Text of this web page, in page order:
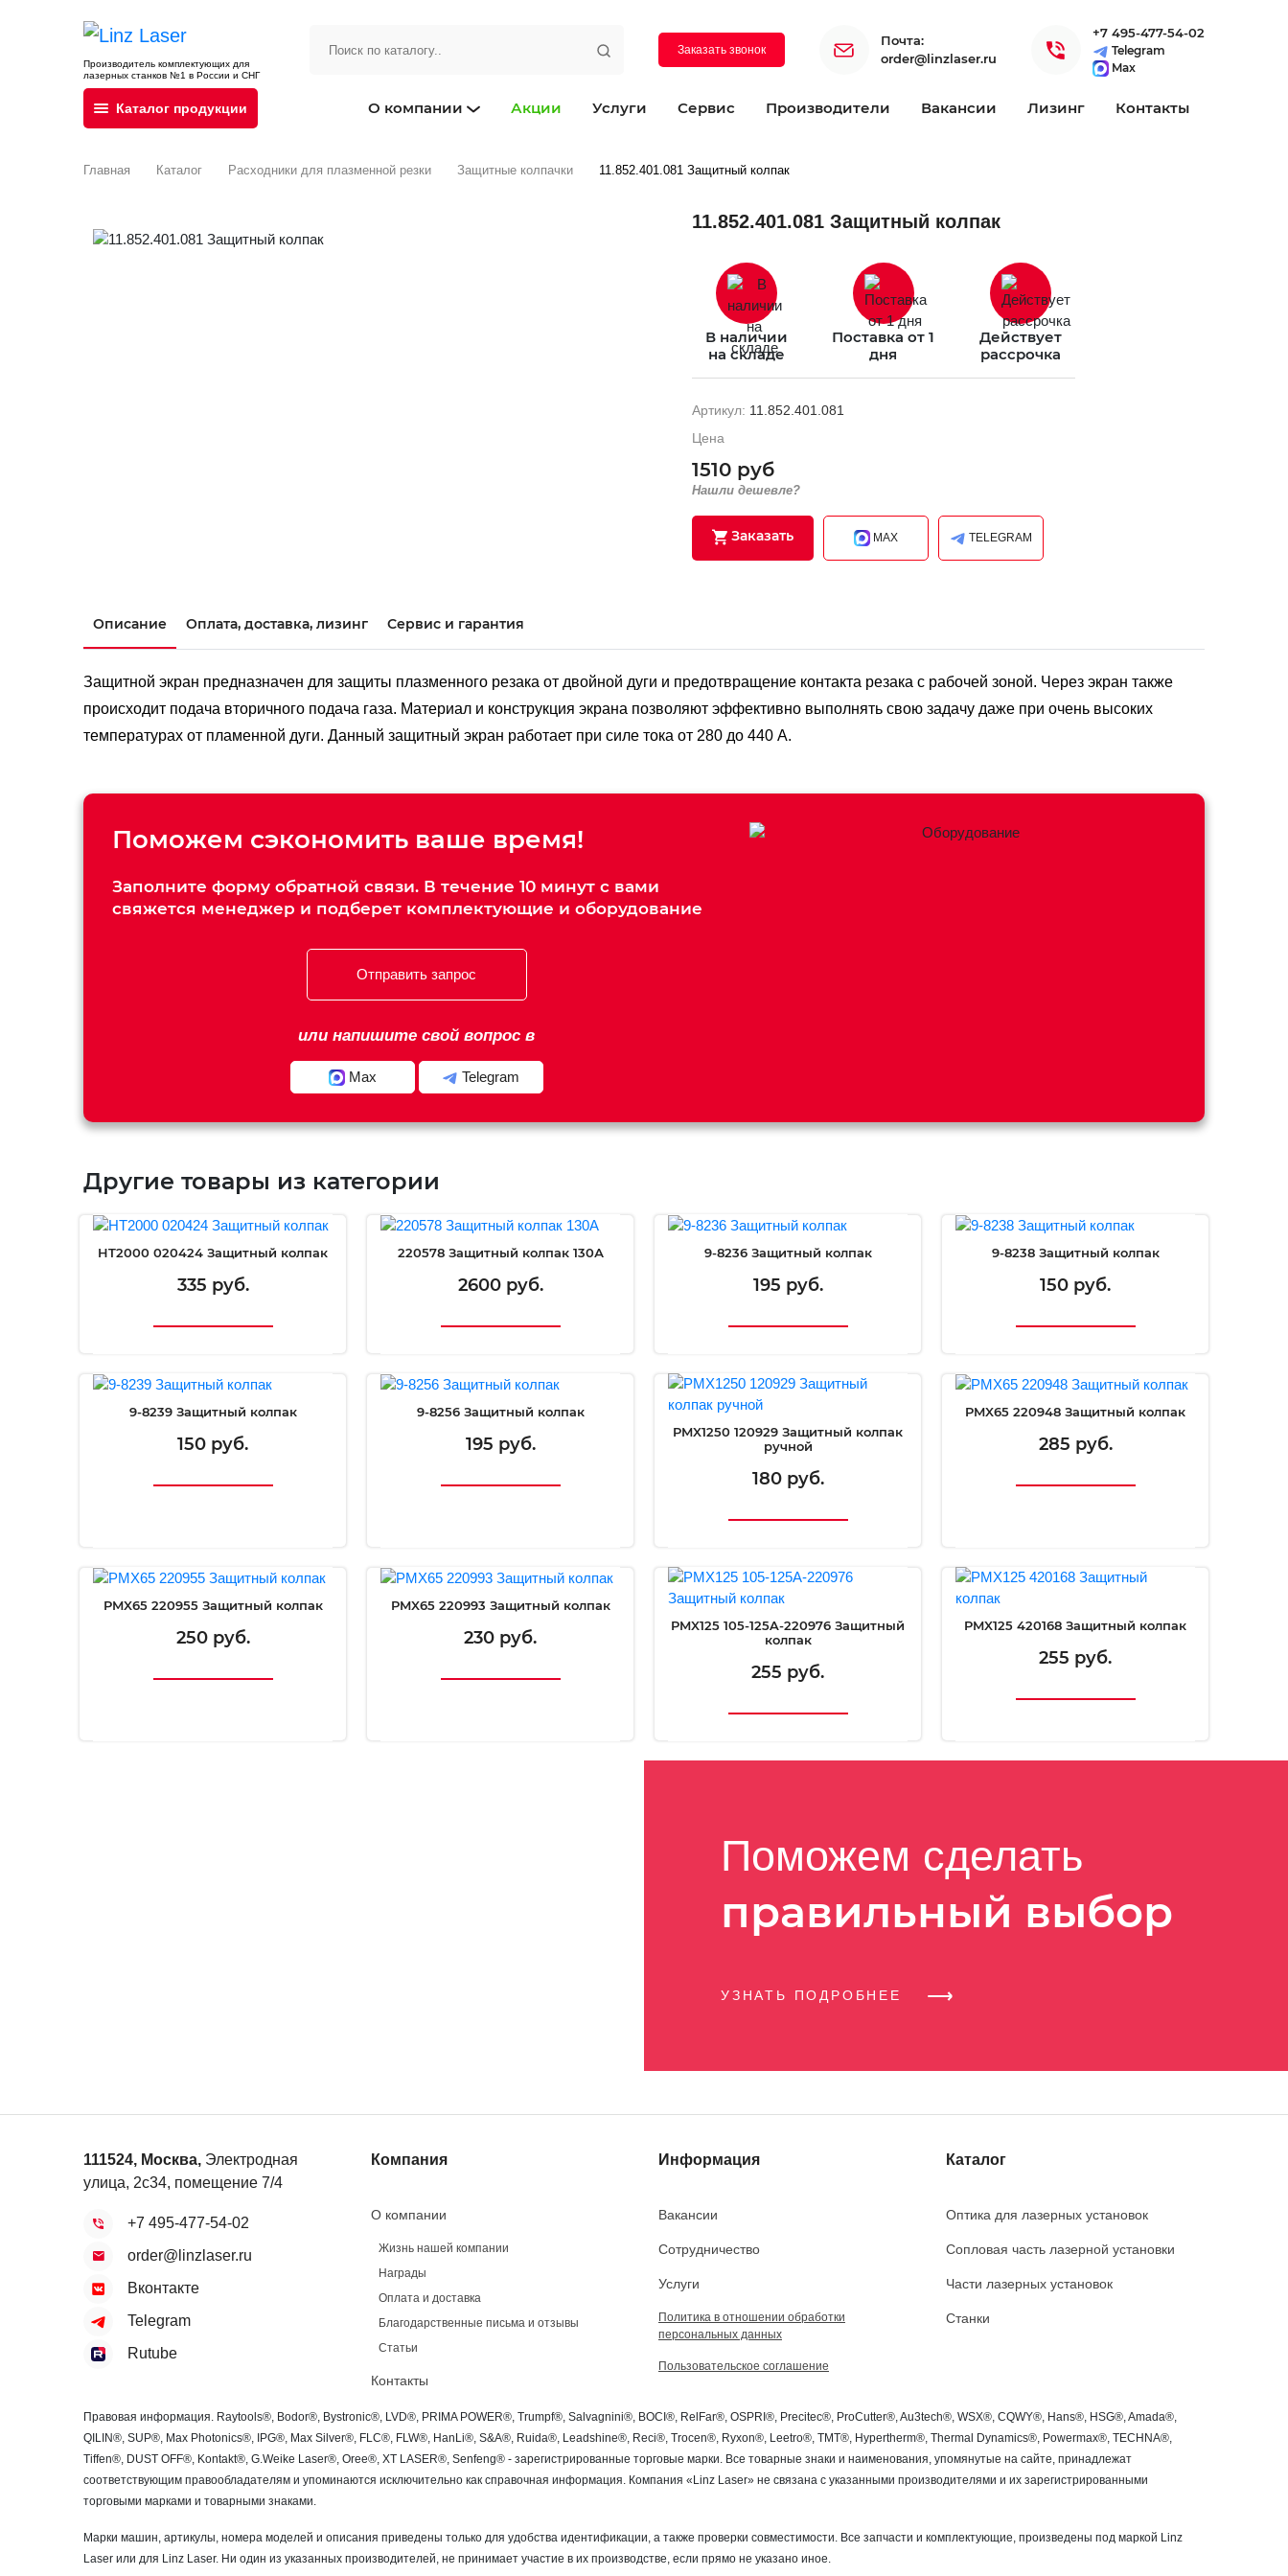
Производитель комплектующих для
лазерных станков №1 в России и СНГ
Заказать звонок
Почта:
order@linzlaser.ru
+7 495-477-54-02
Telegram
Max
Каталог продукции О компании Акции Услуги Сервис Производители Вакансии Лизинг Контакты
Главная Каталог Расходники для плазменной резки Защитные колпачки 11.852.401.081 Защитный колпак
11.852.401.081 Защитный колпак
В наличии
на складе
Поставка от 1
дня
Действует
рассрочка
Артикул: 11.852.401.081
Цена
1510 руб
Нашли дешевле?
Заказать MAX TELEGRAM
Описание Оплата, доставка, лизинг Сервис и гарантия
Защитной экран предназначен для защиты плазменного резака от двойной дуги и предотвращение контакта резака с рабочей зоной. Через экран также
происходит подача вторичного подача газа. Материал и конструкция экрана позволяют эффективно выполнять свою задачу даже при очень высоких
температурах от пламенной дуги. Данный защитный экран работает при силе тока от 280 до 440 А.
Поможем сэкономить ваше время!
Заполните форму обратной связи. В течение 10 минут с вами
свяжется менеджер и подберет комплектующие и оборудование
Отправить запрос
или напишите свой вопрос в
Max Telegram
Другие товары из категории
HT2000 020424 Защитный колпак
335 руб.
220578 Защитный колпак 130А
2600 руб.
9-8236 Защитный колпак
195 руб.
9-8238 Защитный колпак
150 руб.
9-8239 Защитный колпак
150 руб.
9-8256 Защитный колпак
195 руб.
PMX1250 120929 Защитный колпак
ручной
180 руб.
PMX65 220948 Защитный колпак
285 руб.
PMX65 220955 Защитный колпак
250 руб.
PMX65 220993 Защитный колпак
230 руб.
PMX125 105-125A-220976 Защитный
колпак
255 руб.
PMX125 420168 Защитный колпак
255 руб.
Поможем сделать
правильный выбор
УЗНАТЬ ПОДРОБНЕЕ
111524, Москва, Электродная
улица, 2с34, помещение 7/4
+7 495-477-54-02
order@linzlaser.ru
Вконтакте
Telegram
Rutube
Компания
О компании
Жизнь нашей компании
Награды
Оплата и доставка
Благодарственные письма и отзывы
Статьи
Контакты
Информация
Вакансии
Сотрудничество
Услуги
Политика в отношении обработки
персональных данных
Пользовательское соглашение
Каталог
Оптика для лазерных установок
Сопловая часть лазерной установки
Части лазерных установок
Станки
Правовая информация. Raytools®, Bodor®, Bystronic®, LVD®, PRIMA POWER®, Trumpf®, Salvagnini®, BOCI®, RelFar®, OSPRI®, Precitec®, ProCutter®, Au3tech®, WSX®, CQWY®, Hans®, HSG®, Amada®,
QILIN®, SUP®, Max Photonics®, IPG®, Max Silver®, FLC®, FLW®, HanLi®, S&A®, Ruida®, Leadshine®, Reci®, Trocen®, Ryxon®, Leetro®, TMT®, Hypertherm®, Thermal Dynamics®, Powermax®, TECHNA®,
Tiffen®, DUST OFF®, Kontakt®, G.Weike Laser®, Oree®, XT LASER®, Senfeng® - зарегистрированные торговые марки. Все товарные знаки и наименования, упомянутые на сайте, принадлежат
соответствующим правообладателям и упоминаются исключительно как справочная информация. Компания «Linz Laser» не связана с указанными производителями и их зарегистрированными
торговыми марками и товарными знаками.
Марки машин, артикулы, номера моделей и описания приведены только для удобства идентификации, а также проверки совместимости. Все запчасти и комплектующие, произведены под маркой Linz
Laser или для Linz Laser. Ни один из указанных производителей, не принимает участие в их производстве, если прямо не указано иное.